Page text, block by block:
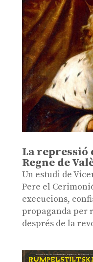
La repressió
Regne de
Un estudi de
Pere el
execucions,
propaganda per
després de la